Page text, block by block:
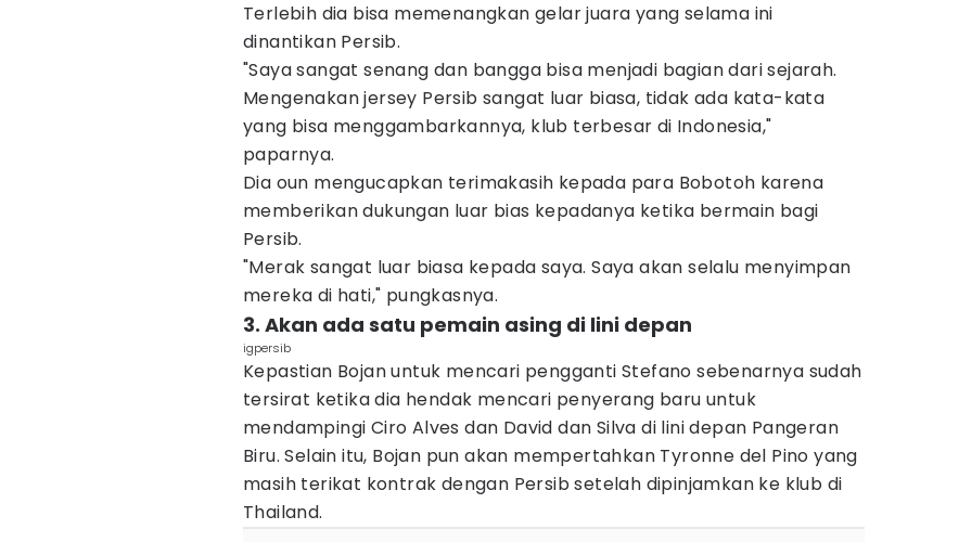
Terlebih dia bisa memenangkan gelar juara yang selama ini
dinantikan Persib.
"Saya sangat senang dan bangga bisa menjadi bagian dari sejarah.
Mengenakan jersey Persib sangat luar biasa, tidak ada kata-kata
yang bisa menggambarkannya, klub terbesar di Indonesia,"
paparnya.
Dia oun mengucapkan terimakasih kepada para Bobotoh karena
memberikan dukungan luar bias kepadanya ketika bermain bagi
Persib.
"Merak sangat luar biasa kepada saya. Saya akan selalu menyimpan
mereka di hati," pungkasnya.
3. Akan ada satu pemain asing di lini depan
igpersib
Kepastian Bojan untuk mencari pengganti Stefano sebenarnya sudah
tersirat ketika dia hendak mencari penyerang baru untuk
mendampingi Ciro Alves dan David dan Silva di lini depan Pangeran
Biru. Selain itu, Bojan pun akan mempertahkan Tyronne del Pino yang
masih terikat kontrak dengan Persib setelah dipinjamkan ke klub di
Thailand.